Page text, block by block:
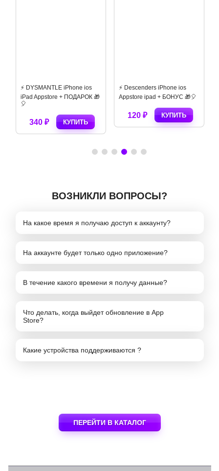
⚡️ DYSMANTLE iPhone ios
iPad Appstore + ПОДАРОК 🎁
🎈
340 ₽ КУПИТЬ
⚡️ Descenders iPhone ios
Appstore ipad + БОНУС 🎁🎈
120 ₽ КУПИТЬ
ВОЗНИКЛИ ВОПРОСЫ?
На какое время я получаю доступ к аккаунту?
На аккаунте будет только одно приложение?
В течение какого времени я получу данные?
Что делать, когда выйдет обновление в App
Store?
Какие устройства поддерживаются ?
ПЕРЕЙТИ В КАТАЛОГ